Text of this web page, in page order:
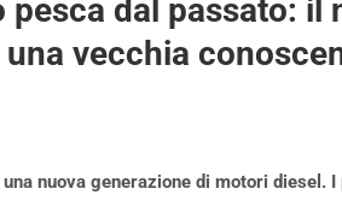
pesca dal passato: il
vecchia
nuova generazione di motori diesel.